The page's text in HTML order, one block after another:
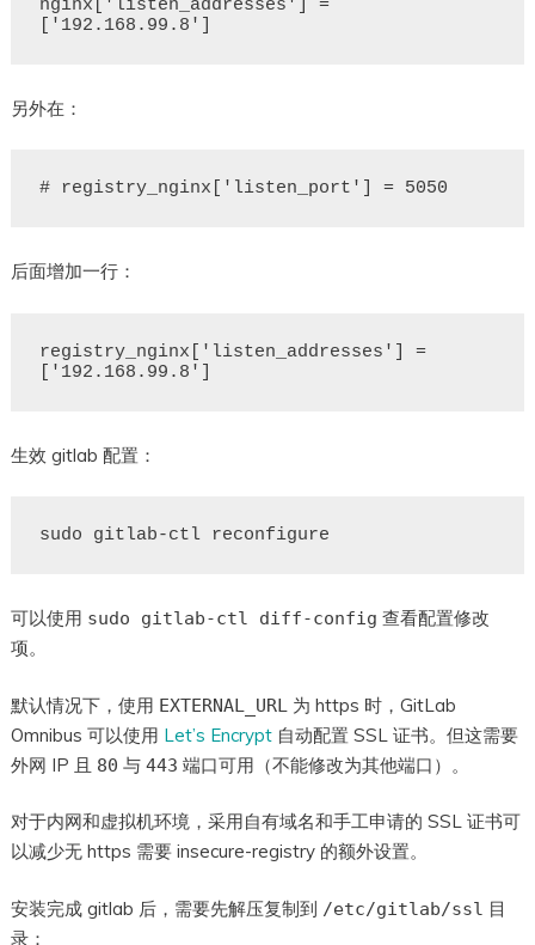
nginx['listen_addresses'] =
另外在：
后面增加一行：
registry_nginx['listen_addresses'] =
生效 gitlab 配置：
可以使用 sudo gitlab-ctl diff-config 查看配置修改
项。
默认情况下，使用 EXTERNAL_URL
为 https 时，GitLab
Omnibus 可以使用 Let’s Encrypt自动配置 SSL 证书。但这需要
外网 IP 且 80 与 443 端口可用（不能修改为其他端口）。
对于内网和虚拟机环境，采用自有域名和手工申请的 SSL 证书可
以减少无 https 需要 insecure-registry 的额外设置。
安装完成 gitlab 后，需要先解压复制到 /etc/gitlab/ssl 目
录：